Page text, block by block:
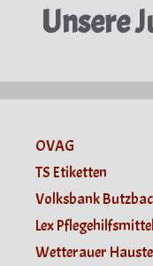
Unsere
OVAG
TS Etiketten
Volksbank
Lex Pflegehilfsmittel
Wetterauer